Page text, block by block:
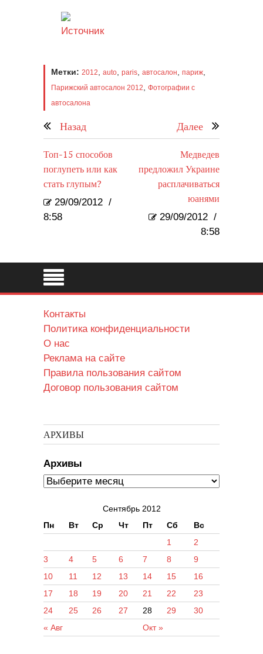
Источник
Метки: 2012 auto paris автосалон париж
Парижский автосалон 2012
Фотографии с
автосалона
Назад Далее
Топ-15 способов
поглупеть или как
стать глупым?
29/09/2012 /
8:58
Медведев
предложил Украине
расплачиваться
юанями
29/09/2012 /
8:58
Контакты
Политика конфиденциальности
О нас
Реклама на сайте
Правила пользования сайтом
Договор пользования сайтом
АРХИВЫ
Архивы
Сентябрь 2012
Пн
Вт Ср Чт Пт Сб Вс
« Авг Окт »
1
2
3
4 5 6 7 8
9
10
11 12 13 14 15
16
17
18 19 20 21 22
23
24
25 26 27 28 29 30